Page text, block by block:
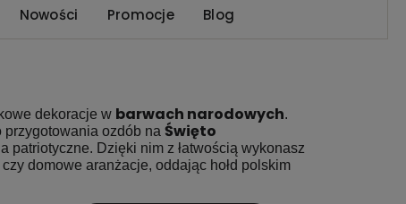
Nowości Promocje Blog
dekoracje w barwach narodowych.
ozdób na Święto
patriotyczne. Dzięki nim z łatwością wykonasz
domowe aranżacje, oddając hołd polskim